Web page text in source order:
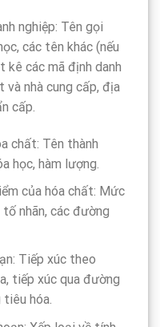
nghiệp: Tên gọi
các tên khác (nếu
kê các mã định danh
và nhà cung cấp, địa
cấp.
chất: Tên thành
học, hàm lượng.
của hóa chất: Mức
nhãn, các đường
Tiếp xúc theo
tiếp xúc qua đường
hóa.